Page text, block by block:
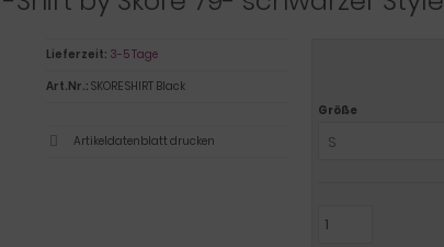
Größe
S
Lieferzeit: 3-5 Tage
Art.Nr.: SKORE SHIRT Black
Artikeldatenblatt drucken